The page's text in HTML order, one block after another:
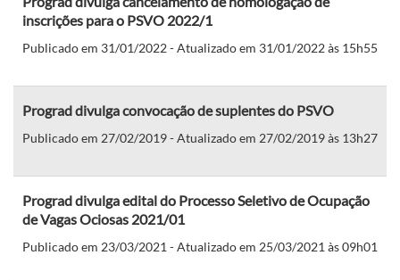
inscrições para o PSVO 2022/1
Publicado em 31/01/2022 - Atualizado em 31/01/2022 às 15h55
Prograd divulga convocação de suplentes do PSVO
Publicado em 27/02/2019 - Atualizado em 27/02/2019 às 13h27
Prograd divulga edital do Processo Seletivo de Ocupação
de Vagas Ociosas 2021/01
Publicado em 23/03/2021 - Atualizado em 25/03/2021 às 09h01